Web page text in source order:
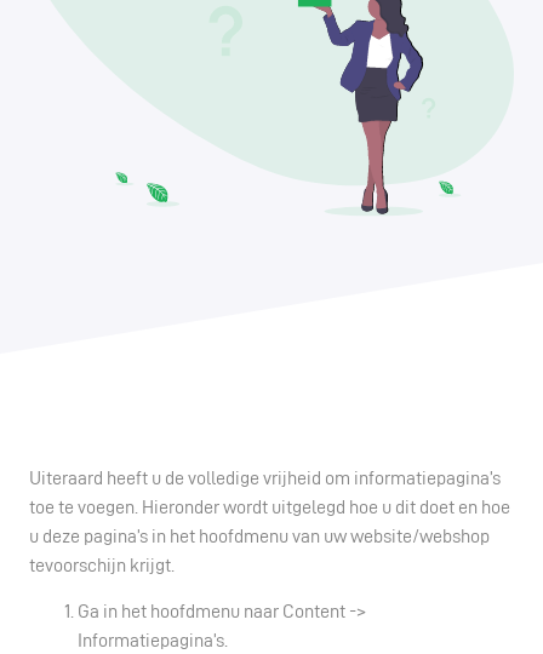
Uiteraard heeft u de volledige vrijheid om informatiepagina’s
toe te voegen. Hieronder wordt uitgelegd hoe u dit doet en hoe
u deze pagina’s in het hoofdmenu van uw website/webshop
tevoorschijn krijgt.
Ga in het hoofdmenu naar Content ->
Informatiepagina’s.